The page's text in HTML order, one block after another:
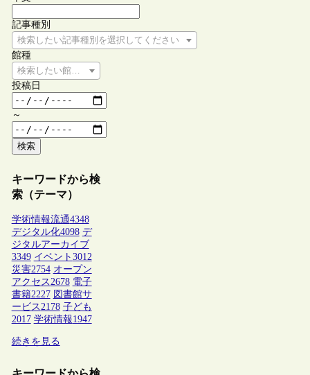
記事種別
検索したい記事種別を選択してください
館種
検索したい館種を選択してください
投稿日
～
検索
キーワードから検
索（テーマ）
学術情報流通4348
デジタル化4098 デ
ジタルアーカイブ
3349 イベント 3012
災害2754 オープン
アクセス2678 電子
書籍2227 図書館サ
ービス2178 子ども
2017 学術情報1947
続きを見る